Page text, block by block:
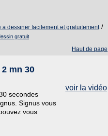
a dessiner facilement et gratuitement/
gratuit
Haut de page
mn 30
voir la vidéo
secondes
Signus vous
vous